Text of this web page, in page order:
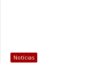
Notícias